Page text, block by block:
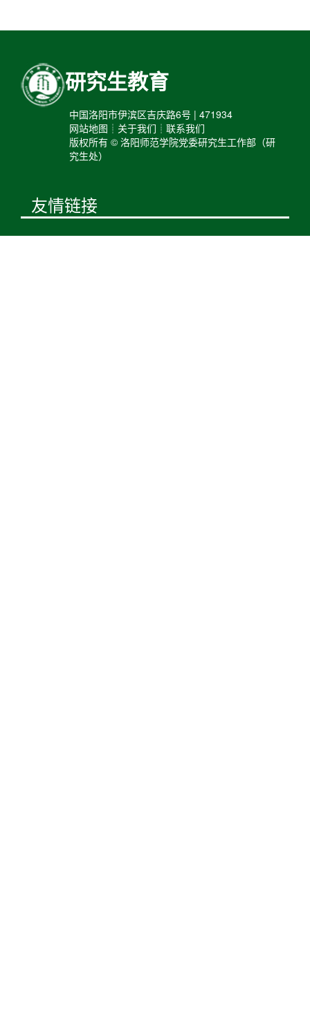
研究生教育
中国洛阳市伊滨区吉庆路6号 | 471934
网站地图┊关于我们┊联系我们
版权所有 © 洛阳师范学院党委研究生工作部（研
究生处）
友情链接